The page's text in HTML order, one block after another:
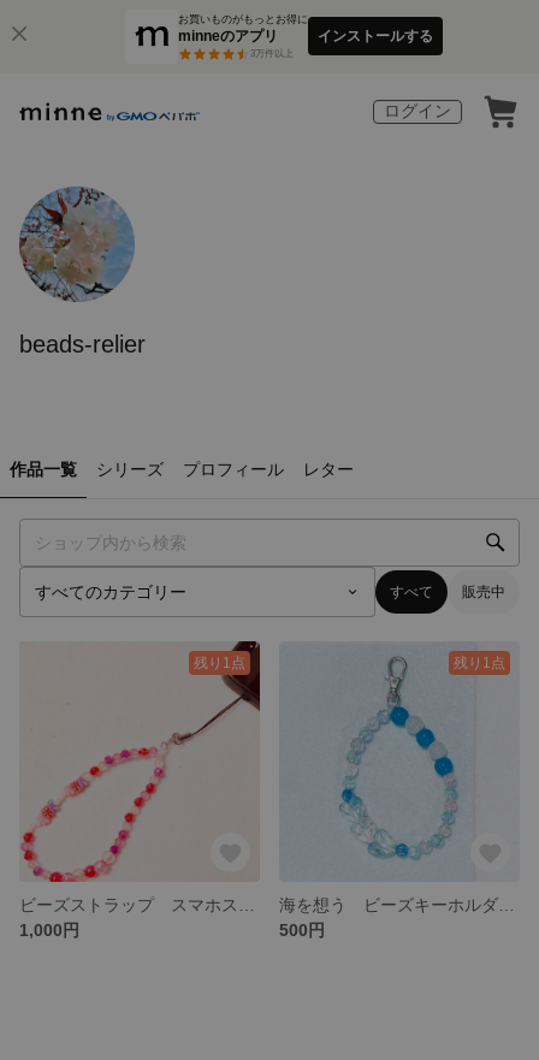
お買いものがもっとお得に
minneのアプリ
3万件以上
インストールする
ログイン
beads-relier
作品一覧 シリーズ プロフィール レター
すべて 販売中
残り1点
1,000円
残り1点
500円